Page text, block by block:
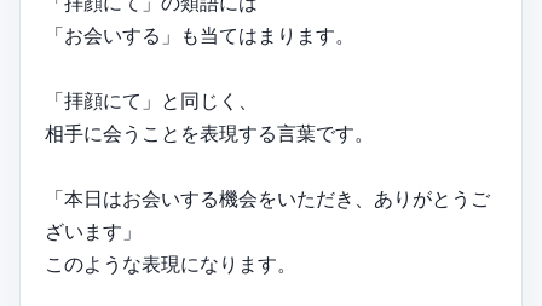
「お会いする」も当てはまります。
「拝顔にて」と同じく、
相手に会うことを表現する言葉です。
「本日はお会いする機会をいただき、ありがとうご
ざいます」
このような表現になります。